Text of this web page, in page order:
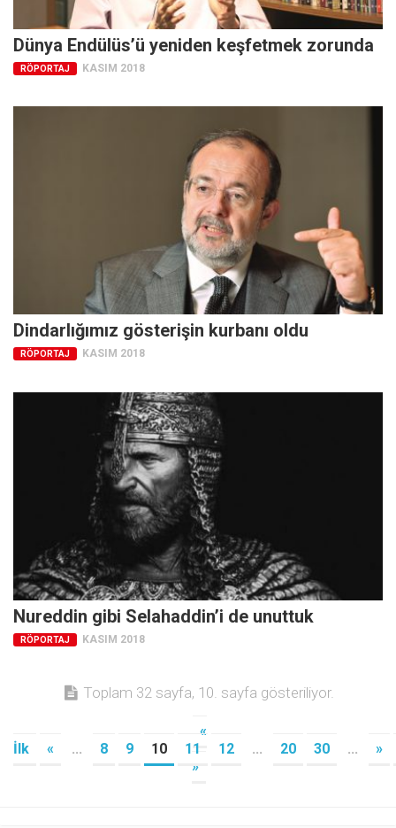
Dünya Endülüs’ü yeniden keşfetmek zorunda
RÖPORTAJ KASIM 2018
Dindarlığımız gösterişin kurbanı oldu
RÖPORTAJ KASIM 2018
Nureddin gibi Selahaddin’i de unuttuk
RÖPORTAJ KASIM 2018
Toplam 32 sayfa, 10. sayfa gösteriliyor.
«
İlk
« ... 8 9 10 11 12 ... 20 30 ...
»
»